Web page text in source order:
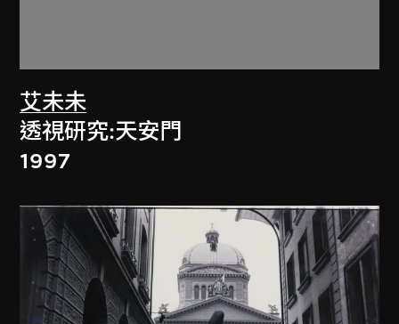
艾未未
透視研究:天安門
1997